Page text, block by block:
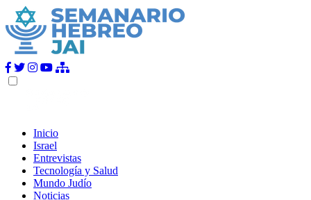
Inicio
Israel
Entrevistas
Tecnología y Salud
Mundo Judío
Noticias